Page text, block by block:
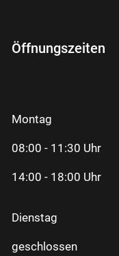
Öffnungszeiten
Montag
08:00 - 11:30 Uhr
14:00 - 18:00 Uhr
Dienstag
geschlossen